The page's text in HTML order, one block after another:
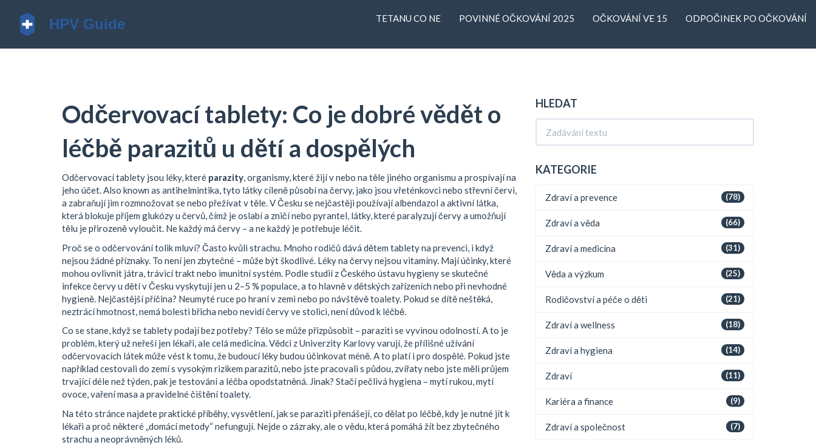
TETANU CO NE POVINNÉ OČKOVÁNÍ 2025 OČKOVÁNÍ VE 15 ODPOČINEK PO OČKOVÁNÍ
Odčervovací tablety: Co je dobré vědět o
léčbě parazitů u dětí a dospělých
Odčervovací tablety jsou léky, které parazity,organismy, které žijí v nebo na těle jiného organismu a prospívají na
jeho účet. Also known as antihelmintika, tyto látky cíleně působí na červy, jako jsou vřeténkovci nebo střevní červi,
a zabraňují jim rozmnožovat se nebo přežívat v těle.V Česku se nejčastěji používajíalbendazol a aktivní látka,
která blokuje příjem glukózy u červů, čímž je oslabí a zničínebo pyrantel, látky, které paralyzují červy a umožňují
tělu je přirozeně vyloučit. Ne každý má červy – a ne každý je potřebuje léčit.
Proč se o odčervování tolik mluví? Často kvůli strachu. Mnoho rodičů dává dětem tablety na prevenci, i když
nejsou žádné příznaky. To není jen zbytečné – může být škodlivé. Léky na červy nejsou vitamíny. Mají účinky, které
mohou ovlivnit játra, trávicí trakt nebo imunitní systém. Podle studií z Českého ústavu hygieny se skutečné
infekce červy u dětí v Česku vyskytují jen u 2–5 % populace, a to hlavně v dětských zařízeních nebo při nevhodné
hygieně. Nejčastější příčina? Neumyté ruce po hraní v zemi nebo po návštěvě toalety. Pokud se dítě neštěká,
neztrácí hmotnost, nemá bolesti břicha nebo nevidí červy ve stolici, není důvod k léčbě.
Co se stane, když se tablety podají bez potřeby? Tělo se může přizpůsobit – paraziti se vyvinou odolností. A to je
problém, který už neřeší jen lékaři, ale celá medicína. Vědci z Univerzity Karlovy varují, že přílišné užívání
odčervovacích látek může vést k tomu, že budoucí léky budou účinkovat méně. A to platí i pro dospělé. Pokud jste
například cestovali do zemí s vysokým rizikem parazitů, nebo jste pracovali s půdou, zvířaty nebo jste měli průjem
trvající déle než týden, pak je testování a léčba opodstatněná. Jinak? Stačí pečlivá hygiena – mytí rukou, mytí
ovoce, vaření masa a pravidelné čištění toalety.
Na této stránce najdete praktické příběhy, vysvětlení, jak se paraziti přenášejí, co dělat po léčbě, kdy je nutné jít k
lékaři a proč některé „domácí metody“ nefungují. Nejde o zázraky, ale o vědu, která pomáhá žít bez zbytečného
strachu a neoprávněných léků.
HLEDAT
KATEGORIE
(78)
Zdraví a prevence
(66)
Zdraví a věda
(31)
Zdraví a medicína
(25)
Věda a výzkum
(21)
Rodičovství a péče o děti
(18)
Zdraví a wellness
(14)
Zdraví a hygiena
(11)
Zdraví
(9)
Kariéra a finance
(7)
Zdraví a společnost